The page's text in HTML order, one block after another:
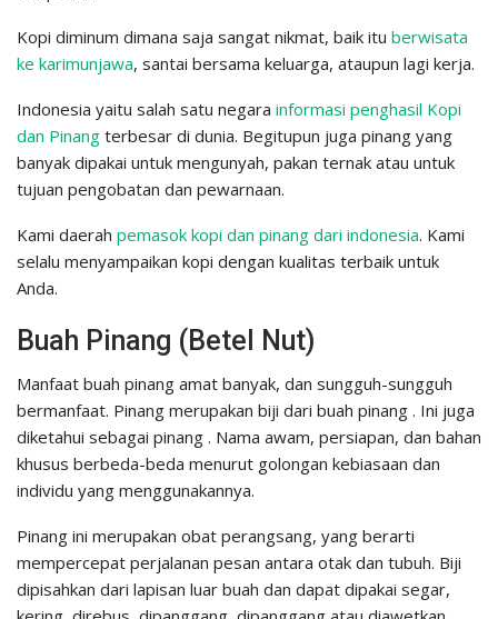
Kopi diminum dimana saja sangat nikmat, baik itu berwisata
ke karimunjawa, santai bersama keluarga, ataupun lagi kerja.
Indonesia yaitu salah satu negara informasi penghasil Kopi
dan Pinang terbesar di dunia. Begitupun juga pinang yang
banyak dipakai untuk mengunyah, pakan ternak atau untuk
tujuan pengobatan dan pewarnaan.
Kami daerah pemasok kopi dan pinang dari indonesia. Kami
selalu menyampaikan kopi dengan kualitas terbaik untuk
Anda.
Buah Pinang (Betel Nut)
Manfaat buah pinang amat banyak, dan sungguh-sungguh
bermanfaat. Pinang merupakan biji dari buah pinang . Ini juga
diketahui sebagai pinang . Nama awam, persiapan, dan bahan
khusus berbeda-beda menurut golongan kebiasaan dan
individu yang menggunakannya.
Pinang ini merupakan obat perangsang, yang berarti
mempercepat perjalanan pesan antara otak dan tubuh. Biji
dipisahkan dari lapisan luar buah dan dapat dipakai segar,